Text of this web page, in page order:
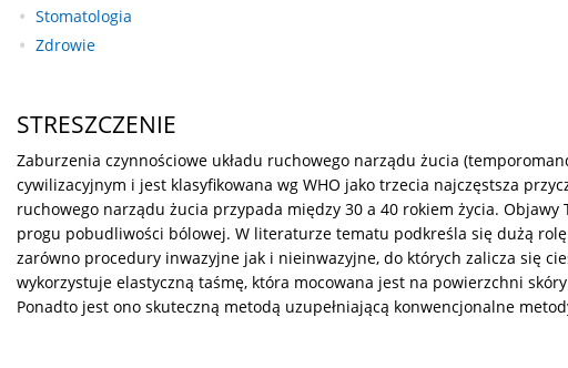
Stomatologia
Zdrowie
STRESZCZENIE
Zaburzenia czynnościowe układu ruchowego narządu żucia
cywilizacyjnym i jest klasyfikowana wg WHO jako trzecia najczęstsza
ruchowego narządu żucia przypada między 30 a 40 rokiem życia.
progu pobudliwości bólowej. W literaturze tematu podkreśla się dużą
zarówno procedury inwazyjne jak i nieinwazyjne, do których zalicza się
wykorzystuje elastyczną taśmę, która mocowana jest na powierzchni
Ponadto jest ono skuteczną metodą uzupełniającą konwencjonalne